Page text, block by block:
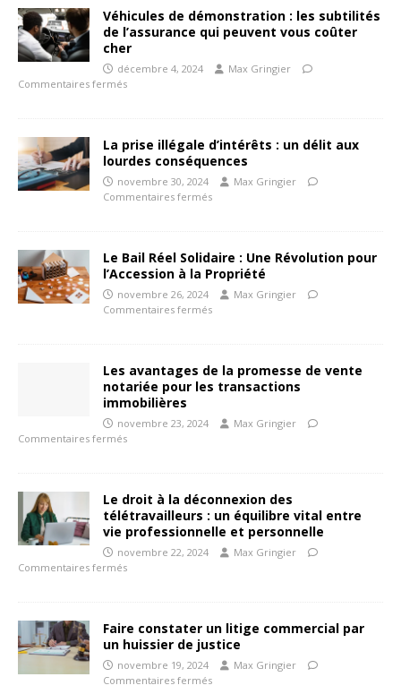
Véhicules de démonstration : les subtilités
de l’assurance qui peuvent vous coûter
cher
décembre 4, 2024
Max Gringier
Commentaires fermés
La prise illégale d’intérêts : un délit aux
lourdes conséquences
novembre 30, 2024
Max Gringier
Commentaires fermés
Le Bail Réel Solidaire : Une Révolution pour
l’Accession à la Propriété
novembre 26, 2024
Max Gringier
Commentaires fermés
Les avantages de la promesse de vente
notariée pour les transactions
immobilières
novembre 23, 2024
Max Gringier
Commentaires fermés
Le droit à la déconnexion des
télétravailleurs : un équilibre vital entre
vie professionnelle et personnelle
novembre 22, 2024
Max Gringier
Commentaires fermés
Faire constater un litige commercial par
un huissier de justice
novembre 19, 2024
Max Gringier
Commentaires fermés